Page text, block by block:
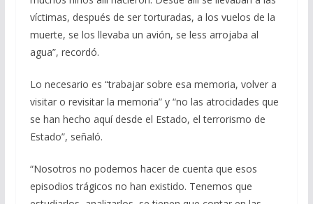
víctimas, después de ser torturadas, a los vuelos de la
muerte, se los llevaba un avión, se less arrojaba al
agua”, recordó.
Lo necesario es “trabajar sobre esa memoria, volver a
visitar o revisitar la memoria” y “no las atrocidades que
se han hecho aquí desde el Estado, el terrorismo de
Estado”, señaló.
“Nosotros no podemos hacer de cuenta que esos
episodios trágicos no han existido. Tenemos que